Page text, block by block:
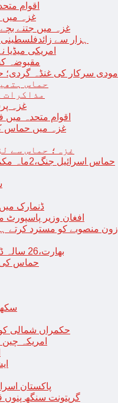
اقوام
غزہ میں
غزہ میں جتنے بچے قتل ہوئے
18 ہزار سے
امریکی میڈیا
مقبوضہ
مودی سرکار کی غنڈہ گردی؛
حماس
مذاکرات
غزہ
اقوام متحدہ میں فلسطینیوں کے
غزہ میں حماس
غزہ؛ حماس سے
حماس اسرائیل جنگ،2ماہ مکمل: غزہ شہرتباہ،7ہزاربچوں سمیت16ہزارفلسطینی شہید
ڈنمارک
افغان وزیر پاسپورٹ
منصوبے کو مسترد کرتے
بھارت،26 سالہ ڈاکٹر شاہانہ نے جہیز کے تقاضے پر اپنی زندگی کا خاتمہ کر لیا
حماس کی
حکمراں شمالی
امریکہ
پاکستان
گرپتونت سنگھ پنوں